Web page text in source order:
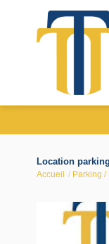
Location
Accueil Parking /